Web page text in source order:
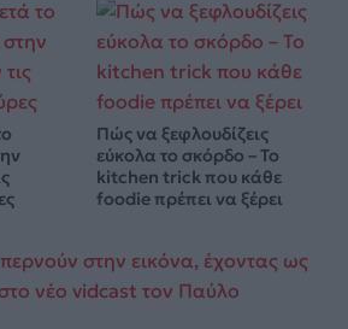
Πώς να ξεφλουδίζεις
εύκολα το σκόρδο – Το
kitchen trick που κάθε
foodie πρέπει να ξέρει